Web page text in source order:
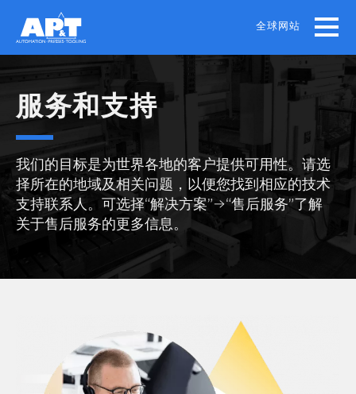
main
全球网站
服务和支持
我们的目标是为世界各地的客户提供可用性。请选
择所在的地域及相关问题，以便您找到相应的技术
支持联系人。可选择“解决方案”→“售后服务”了解
关于售后服务的更多信息。